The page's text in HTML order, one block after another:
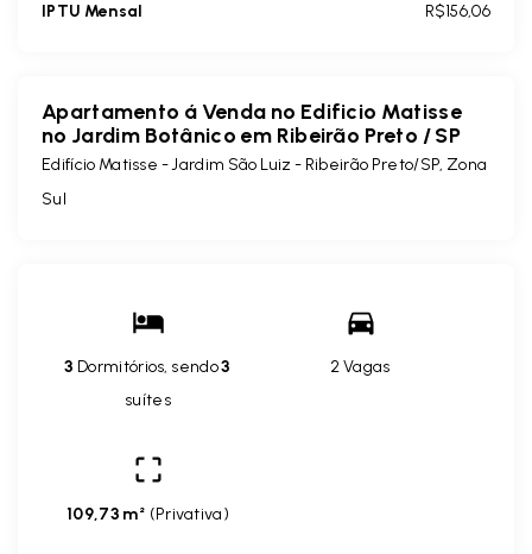
IPTU Mensal
R$156,06
Apartamento á Venda no Edificio Matisse
no Jardim Botânico em Ribeirão Preto / SP
Edifício Matisse -Jardim São Luiz - Ribeirão Preto/SP, Zona
Sul
3 Dormitórios, sendo3
suítes
2 Vagas
109,73 m² (Privativa)